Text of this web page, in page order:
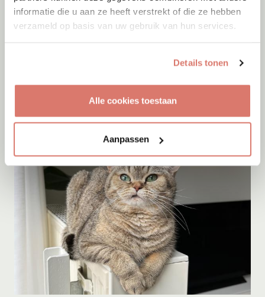
informatie die u aan ze heeft verstrekt of die ze hebben
verzameld op basis van uw gebruik van hun services.
Details tonen
Alle cookies toestaan
Aanpassen